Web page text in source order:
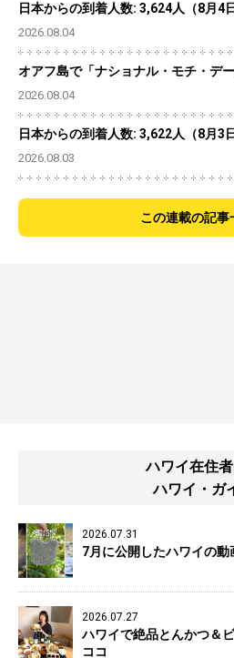
日本からの到着人数: 3,624人（8月4日
2026.08.04
オアフ島で「ナショナル・モチ・デ
2026.08.04
日本からの到着人数: 3,622人（8月3日
2026.08.03
この連載の記事
ハワイ在住
ハワイ・ガ
2026.07.31
7月に公開したハワイの動
2026.07.27
ハワイで絶品とんかつ＆
ココ